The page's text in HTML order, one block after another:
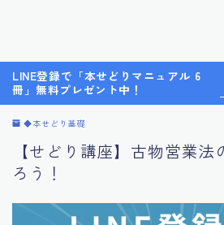
LINE登録で「本せどりマニュアル 6
冊」無料プレゼント中！
◆本せどり基礎
【せどり講座】古物営業
ろう！